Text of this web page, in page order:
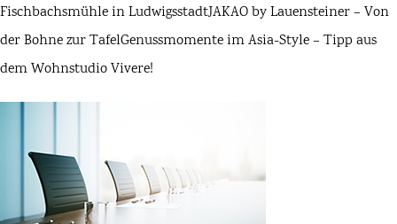
Fischbachsmühle in LudwigsstadtJAKAO by Lauensteiner – Von
der Bohne zur TafelGenussmomente im Asia-Style – Tipp aus
dem Wohnstudio Vivere!